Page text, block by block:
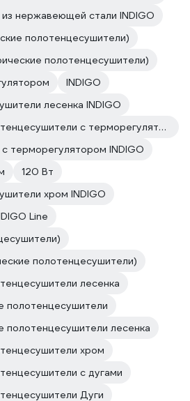
нержавеющей стали INDIGO
полотенцесушители)
полотенцесушители)
INDIGO
лесенка INDIGO
Электрические полотенцесушители с терморегулятором INDIGO
терморегулятором INDIGO
120 Вт
хром INDIGO
Line
полотенцесушители)
лесенка
полотенцесушители
полотенцесушители лесенка
хром
с дугами
Дуги